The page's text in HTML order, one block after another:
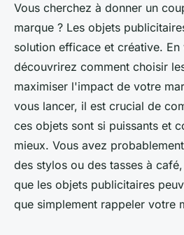
Vous cherchez à donner un
marque ? Les objets
solution efficace et créative. En
découvrirez comment choisir
maximiser l'impact de votre
vous lancer, il est crucial de
ces objets sont si puissants et
mieux. Vous avez
des stylos ou des tasses à
que les objets publicitaires
que simplement rappeler votre